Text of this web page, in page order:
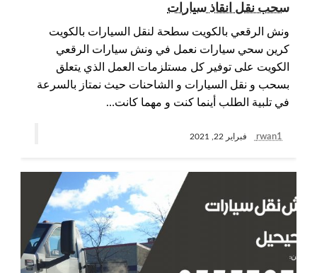
سحب نقل انقاذ سيارات
ونش الرقعي بالكويت سطحة لنقل السيارات بالكويت
كرين سحي سيارات نعمل في ونش سيارات الرقعي
الكويت على توفير كل مستلزمات العمل الذي يتعلق
بسحب و نقل السيارات و الشاحنات حيث نمتاز بالسرعة
في تلبية الطلب أينما كنت و مهما كانت…
rwan1 فبراير 22, 2021